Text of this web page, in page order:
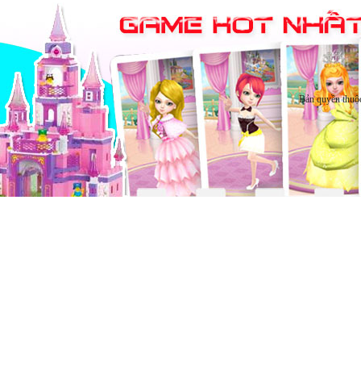
Bản quyền